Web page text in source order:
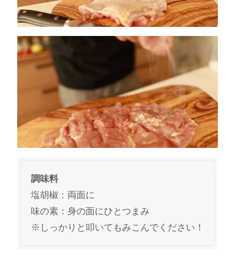
調味料
塩胡椒：両面に
味の素：身の面にひとつまみ
※しっかりと叩いてもみこんでください！